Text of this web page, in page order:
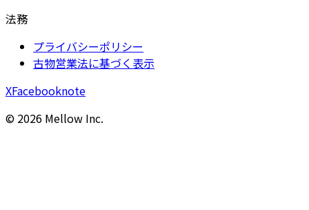
法務
プライバシーポリシー
古物営業法に基づく表示
XFacebooknote
© 2026 Mellow Inc.